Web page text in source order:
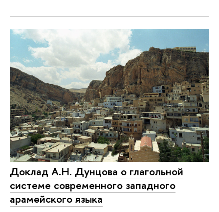
Доклад А.Н. Дунцова о глагольной
системе современного западного
арамейского языка